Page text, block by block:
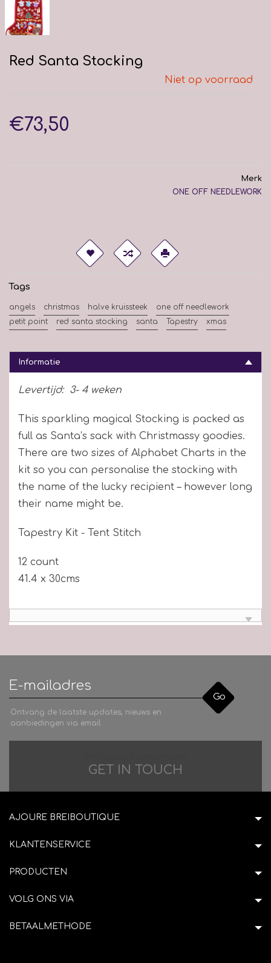
Red Santa Stocking
Niet op voorraad
€73,50
Merk
ONE OFF NEEDLEWORK
Tags
angels christmas halve kruissteek
one off needlework
petit point
red santa stocking santa Tapestry xmas
Informatie
Levertijd: 3- 4 weken
This sparkling magical Stocking is packed as
full as Santa’s sack with Christmassy goodies.
There are two sizes of Alphabet Charts in the
kit so you can personalise the stocking with
the name of the lucky recipient – however long
their name might be.
Tapestry Kit - Tent Stitch
12 count
41.4 x 30cms
Go
Ontvang de laatste updates, nieuws en
aanbiedingen via email
GET IN TOUCH
AJOURE BREIBOUTIQUE
KLANTENSERVICE
PRODUCTEN
VOLG ONS VIA
BETAALMETHODE